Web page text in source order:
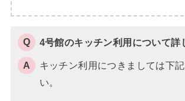
4号館のキッチン利用について詳
キッチン利用につきましては下
い。